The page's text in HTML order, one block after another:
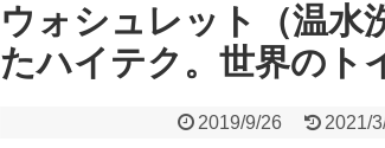
ウォシュレット（温水
たハイテク。世界のト
2019/9/26 2021/